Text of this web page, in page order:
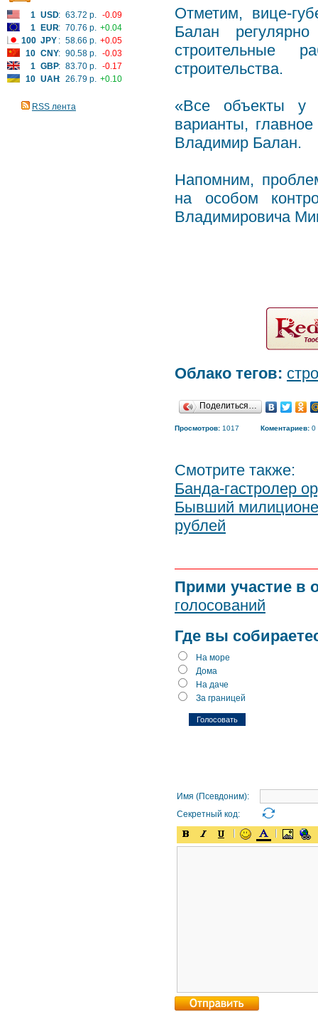
1 USD: 63.72 р. -0.09
1
EUR: 70.76 р. +0.04
100 JPY : 58.66 р. +0.05
10 CNY: 90.58 р. -0.03
1 GBP: 83.70 р. -0.17
10 UAH: 26.79 р. +0.10
RSS лента
Отметим, вице-
Балан
строительные
строительства.
«Все объекты у
варианты,
Владимир Балан.
Напомним,
на особом
Владимировича
Облако тегов:
Поделиться…
Просмотров: 1017 Коментариев: 0
Смотрите также:
Банда-гастролер
Бывший
рублей
Прими участие в
голосований
Где вы
На море
Дома
На даче
За границей
Имя (Псевдоним):
Секретный код: